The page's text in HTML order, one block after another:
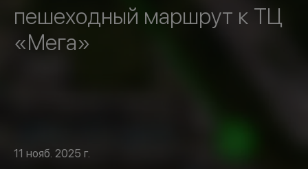
пешеходный маршрут к ТЦ
«Мега»
11 нояб. 2025 г.